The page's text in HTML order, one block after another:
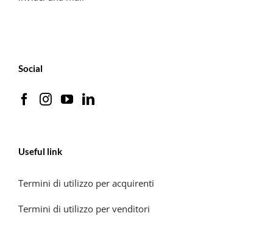
Social
Useful link
Termini di utilizzo per acquirenti
Termini di utilizzo per venditori